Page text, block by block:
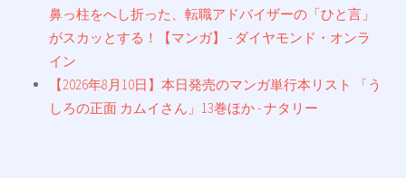
鼻っ柱をへし折った、転職アドバイザーの「ひと言」
がスカッとする！【マンガ】 - ダイヤモンド・オンラ
イン
【2026年8月10日】本日発売のマンガ単行本リスト 「う
しろの正面 カムイさん」13巻ほか - ナタリー